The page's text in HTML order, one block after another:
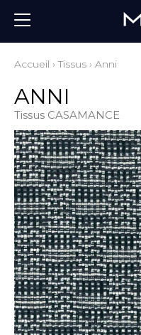
Accueil ›Tissus › Anni
ANNI
Tissus CASAMANCE